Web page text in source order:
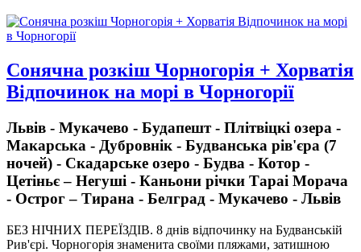
Сонячна розкіш Чорногорія + Хорватія
Відпочинок на морі в Чорногорії
Львів - Мукачево - Будапешт - Плітвіцкі озера -
Макарська - Дубровнік - Будванська рів'єра (7
ночей) - Скадарське озеро - Будва - Котор -
Цетіньє – Негуші - Каньони річки Тараі Морача
- Острог – Тирана - Белград - Мукачево - Львів
БЕЗ НІЧНИХ ПЕРЕЇЗДІВ. 8 днів відпочинку на Будванській
Рив'єрі. Чорногорія знаменита своїми пляжами, затишною